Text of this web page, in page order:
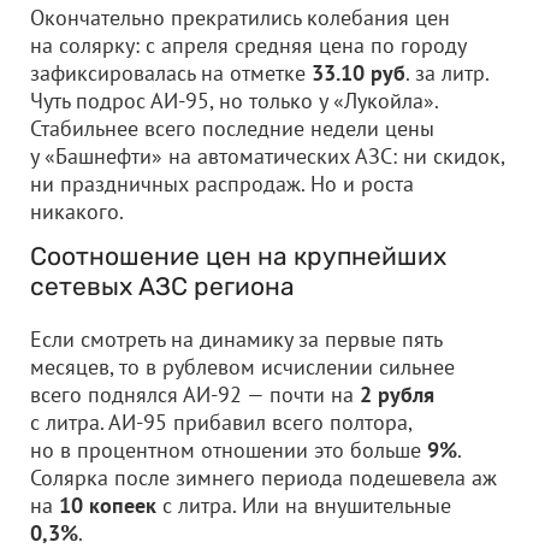
Окончательно прекратились колебания цен
на солярку: с апреля средняя цена по городу
зафиксировалась на отметке 33.10 руб. за литр.
Чуть подрос АИ-95, но только у «Лукойла».
Стабильнее всего последние недели цены
у «Башнефти» на автоматических АЗС: ни скидок,
ни праздничных распродаж. Но и роста
никакого.
Соотношение цен на крупнейших
сетевых АЗС региона
Если смотреть на динамику за первые пять
месяцев, то в рублевом исчислении сильнее
всего поднялся АИ-92 — почти на 2 рубля
с литра. АИ-95 прибавил всего полтора,
но в процентном отношении это больше 9%.
Солярка после зимнего периода подешевела аж
на 10 копеек с литра. Или на внушительные
0,3%.